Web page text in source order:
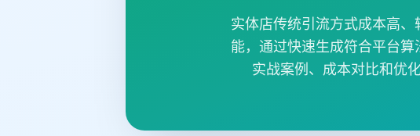
实体店传统引流方式成本高
能，通过快速生成符合平台
实战案例、成本对比和优